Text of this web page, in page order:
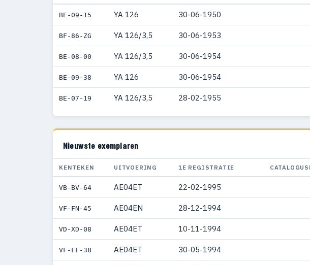
BE-09-15 YA 126 30-06-1950
BF-86-ZG YA 126/3,5 30-06-1953
BE-08-00 YA 126/3,5 30-06-1954
BE-09-38 YA 126 30-06-1954
BE-07-19 YA 126/3,5 28-02-1955
Nieuwste exemplaren
KENTEKEN UITVOERING 1E REGISTRATIE
VB-BV-64 AE04ET 22-02-1995
VF-FN-45 AE04EN 28-12-1994
VD-XD-08 AE04ET 10-11-1994
VF-FF-38 AE04ET 30-05-1994